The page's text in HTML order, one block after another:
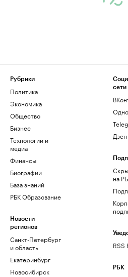
Рубрики
Политика
Экономика
Общество
Бизнес
Технологии и
медиа
Финансы
Биографии
База знаний
РБК Образование
Новости
регионов
Санкт-Петербург
и область
Екатеринбург
Новосибирск
сети
Дзен
на
RSS
РБК